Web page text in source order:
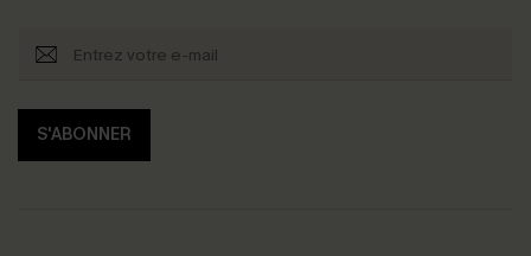
S'ABONNER